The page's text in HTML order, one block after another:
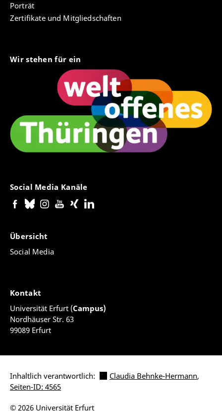
Porträt
Zertifikate und Mitgliedschaften
Wir stehen für ein
Social Media Kanäle
Übersicht
Social Media
Kontakt
Universität Erfurt (Campus)
Nordhäuser Str. 63
99089 Erfurt
Inhaltlich verantwortlich: Claudia Behnke-Hermann,
Seiten-ID: 4565
© 2026 Universität Erfurt